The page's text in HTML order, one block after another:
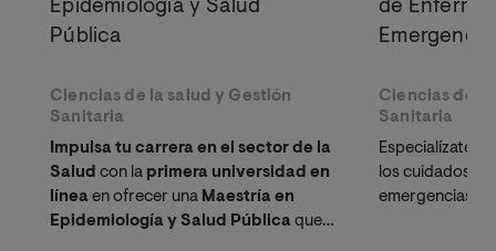
Epidemiología y Salud
Pública
Ciencias de la salud y Gestión
Sanitaria
Impulsa tu carrera en el sector de la
Salud con la primera universidad en
líneaen ofrecer una Maestría en
Epidemiología y Salud Pública que
de
Ciencias de
Sanitaria
Especialízate
los cuidados
emergencias